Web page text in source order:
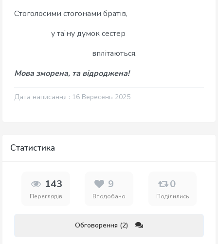
Стоголосими стогонами братів,
у таїну думок сестер
вплітаються.
Мова зморена, та відроджена!
Дата написання : 16 Вересень 2025
Статистика
143
Переглядів
9
Вподобано
0
Поділились
Обговорення (2)